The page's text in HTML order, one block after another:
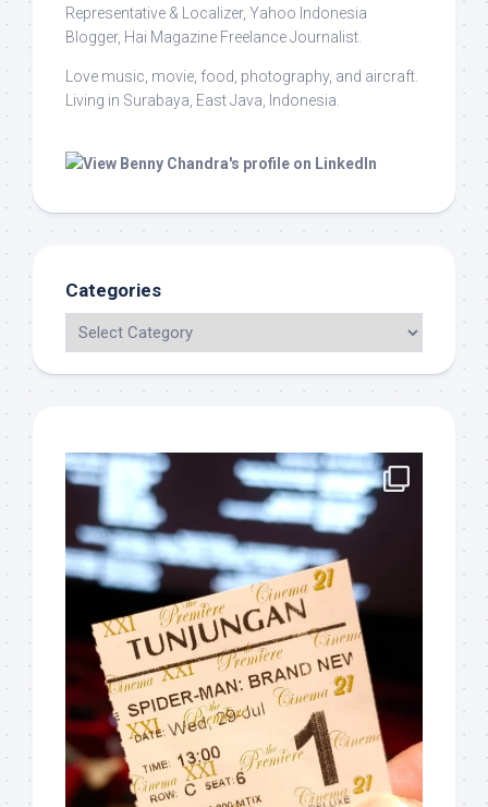
Representative & Localizer, Yahoo Indonesia
Blogger, Hai Magazine Freelance Journalist.
Love music, movie, food, photography, and aircraft.
Living in Surabaya, East Java, Indonesia.
Categories